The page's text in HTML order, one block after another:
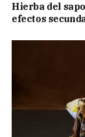
Hierba del
efectos